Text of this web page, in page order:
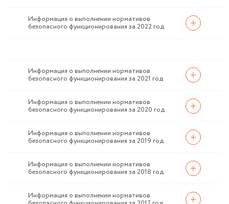
Информация о выполнении нормативов
безопасного функционирования за 2022 год
Информация о выполнении нормативов
безопасного функционирования за 2021 год
Информация о выполнении нормативов
безопасного функционирования за 2020 год
Информация о выполнении нормативов
безопасного функционирования за 2019 год
Информация о выполнении нормативов
безопасного функционирования за 2018 год
Информация о выполнении нормативов